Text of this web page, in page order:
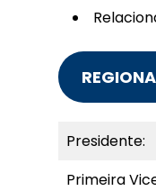
Presidente:
Primeira